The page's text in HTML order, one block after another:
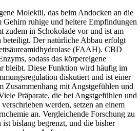
Molekül, das beim Andocken an die
Gehirn ruhige und heitere Empfindungen
zudem in Schokolade vor und ist am
beteiligt. Der natürliche Abbau erfolgt
(FAAH). CBD
sodass das körpereigene
bleibt. Diese Funktion wird häufig im
diskutiert und ist einer
Zusammenhang mit Angstgefühlen und
Präparate, die bei Angstgefühlen und
werden, setzen an einem
an. Vergleichende Forschung zu
bislang begrenzt, und die bisher